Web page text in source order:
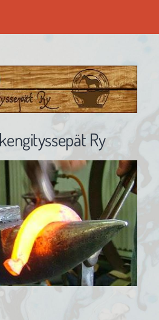
Suomenkengityssepät ry
Ry